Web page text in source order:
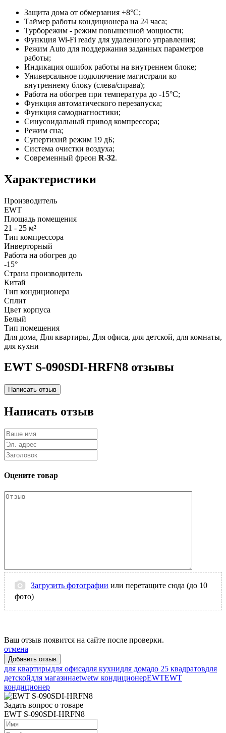
Защита дома от обмерзания +8°C;
Таймер работы кондиционера на 24 часа;
Турборежим - режим повышенной мощности;
Функция Wi-Fi ready для удаленного управления;
Режим Auto для поддержания заданных параметров
работы;
Индикация ошибок работы на внутреннем блоке;
Универсальное подключение магистрали ко
внутреннему блоку (слева/справа);
Работа на обогрев при температура до -15°С;
Функция автоматического перезапуска;
Функция самодиагностики;
Синусоидальный привод компрессора;
Режим сна;
Супертихий режим 19 дБ;
Система очистки воздуха;
Современный фреон R-32.
Характеристики
Производитель
EWT
Площадь помещения
21 - 25 м²
Тип компрессора
Инверторный
Работа на обогрев до
-15°
Страна производитель
Китай
Тип кондиционера
Сплит
Цвет корпуса
Белый
Тип помещения
Для дома, Для квартиры, Для офиса, для детской, для комнаты,
для кухни
EWT S-090SDI-HRFN8 отзывы
Написать отзыв
Оцените товар
Загрузить фотографии или перетащите сюда (до 10
фото)
Ваш отзыв появится на сайте после проверки.
отмена
для квартирыдля офисадля кухнидля домадо 25 квадратовдля
детскойдля магазинаetwetw кондиционерEWTEWT
кондиционер
Задать вопрос о товаре
EWT S-090SDI-HRFN8